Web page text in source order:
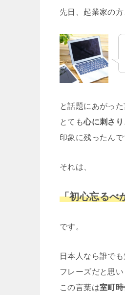
先日、起業家の
と話題にあがっ
とても心に刺さり
印象に残ったんで
それは、
「初心忘るべ
です。
日本人なら誰で
フレーズだと思い
この言葉は室町時